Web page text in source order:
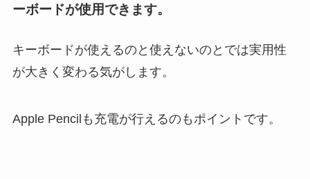
ーボードが使用できます。
キーボードが使えるのと使えないのとでは実用性
が大きく変わる気がします。
Apple Pencilも充電が行えるのもポイントです。